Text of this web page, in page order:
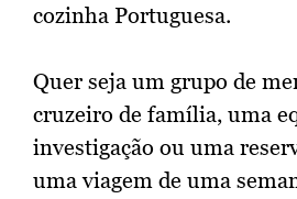
cozinha Portuguesa.
Quer seja um grupo de
cruzeiro de família, uma
investigação ou uma
uma viagem de uma